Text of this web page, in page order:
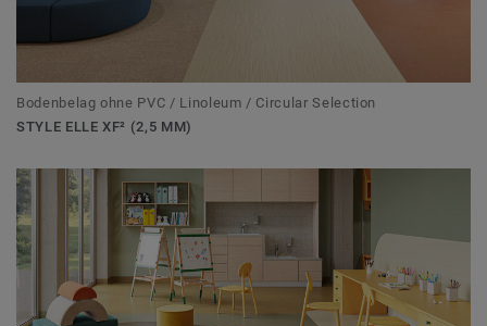
Bodenbelag ohne PVC / Linoleum / Circular Selection
STYLE ELLE XF² (2,5 MM)